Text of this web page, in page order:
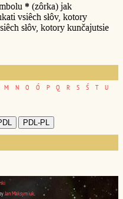
* (zôrka) jak
vsiêch słôv, kotory
słôv, kotory kunčajutsie
M N O Ó P Q R S Ś T
U
Jan Maksymiuk